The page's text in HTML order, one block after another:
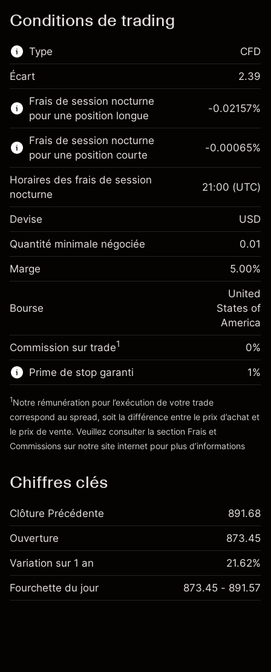
Conditions de trading
Type
Ce marché financier est disponible pour le
trading de CFD.
En savoir plus sur :
CFD
CFD
Écart 2.39
Frais de session nocturne
pour une position longue
Marge. Votre
investissement
Ajustement des fonds de
Frais sur la valeur totale de la
-0.021568
%
(-$4.31)
Taille de la position avec effet de levier
Valeur nominale avec effet de levier
-0.02157%
Frais de session nocturne
pour une position courte
Marge. Votre
$1,000.00
de overnight
position
-0.000654
%
(-$0.13)
Taille de la position avec effet de levier
~$20,000.00
Valeur nominale avec effet de levier
Vers la plateforme
-0.00065%
Horaires des frais de session
nocturne
21:00 (UTC)
Devise USD
Quantité minimale négociée 0.01
Marge 5.00%
Bourse
United
States of
America
Commission sur trade1 0%
Prime de stop garanti
'Tarifs et Frais
1%
1Notre rémunération pour l’exécution de votre trade
correspond au spread, soit la différence entre le prix d’achat et
le prix de vente. Veuillez consulter la section Frais et
Commissions sur notre site internet pour plus d’informations
Chiffres clés
Clôture Précédente 891.68
Ouverture 873.45
Variation sur 1 an 21.62%
Fourchette du jour 873.45 - 891.57